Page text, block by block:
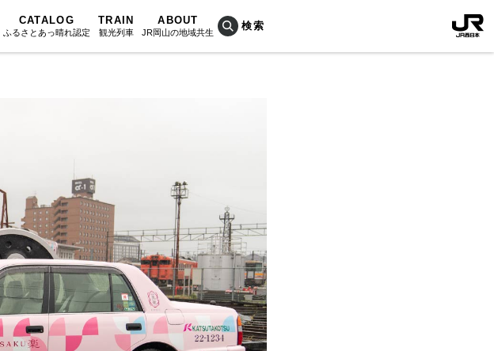
CATALOG
ふるさとあっ晴れ認定
第15回 未来へつなぐ人
第13回 せとうちの海を育む山々
第11回 せとうち
第9回 岡山・備後のうめぇもん
第7回 美作市/西粟倉村/奈義町/勝央町
TRAIN
観光列車
La Malle de Bois
地酒列車
スローライフ列車
ABOUT
JR岡山の地域共生